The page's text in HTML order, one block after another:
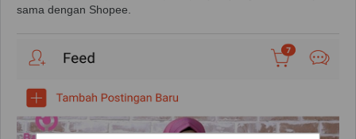
sama dengan Shopee.